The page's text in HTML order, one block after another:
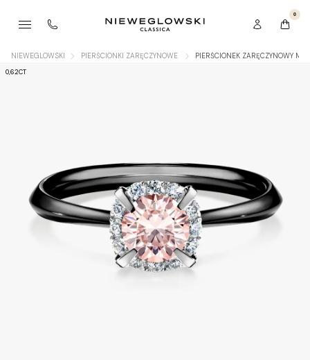
0
NIEWEGLOWSKI PIERŚCIONKI ZARĘCZYNOWE PIERŚCIONEK ZARĘCZYNOWY
0,62CT